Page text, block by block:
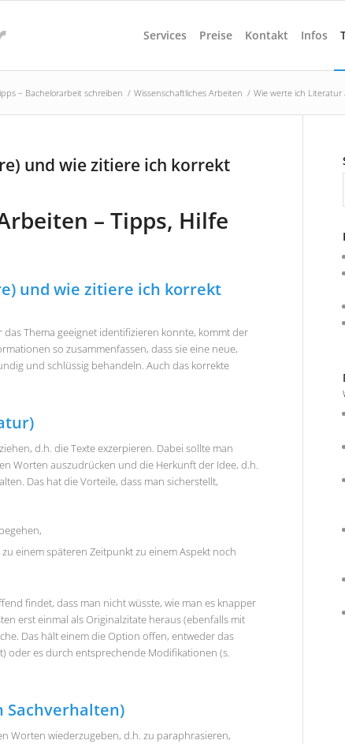
Services Preise Kontakt Infos
– Bachelorarbeit schreiben / Wissenschaftliches Arbeiten / Wie werte ich Literatur
und wie zitiere ich korrekt
– Tipps, Hilfe
und wie zitiere ich korrekt
Thema geeignet identifizieren konnte, kommt der
so zusammenfassen, dass sie eine neue,
und schlüssig behandeln. Auch das korrekte
d.h. die Texte exzerpieren. Dabei sollte man
Worten auszudrücken und die Herkunft der Idee, d.h.
Das hat die Vorteile, dass man sicherstellt,
einem späteren Zeitpunkt zu einem Aspekt noch
findet, dass man nicht wüsste, wie man es knapper
erst einmal als Originalzitate heraus (ebenfalls mit
Das hält einem die Option offen, entweder das
oder es durch entsprechende Modifikationen (s.
Sachverhalten)
Worten wiederzugeben, d.h. zu paraphrasieren,